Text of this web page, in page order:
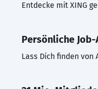
Entdecke mit XING
Persönliche
Lass Dich finden von